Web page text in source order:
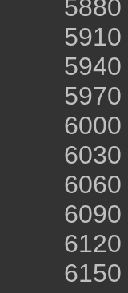
5880
5910
5940
5970
6000
6030
6060
6090
6120
6150